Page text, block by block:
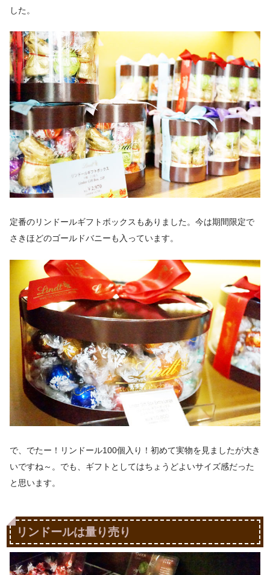
した。
定番のリンドールギフトボックスもありました。今は期間限定で
さきほどのゴールドバニーも入っています。
で、でたー！リンドール100個入り！初めて実物を見ましたが大き
いですね～。でも、ギフトとしてはちょうどよいサイズ感だった
と思います。
リンドールは量り売り